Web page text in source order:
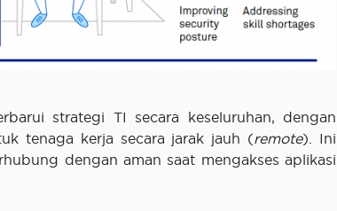
strategi TI secara keseluruhan, dengan
tenaga kerja secara jarak jauh (remote). Ini
dengan aman saat mengakses aplikasi